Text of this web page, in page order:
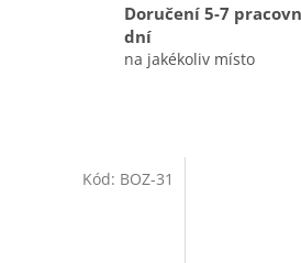
Doručení 5-7
dní
na jakékoliv místo
Kód: BOZ-31